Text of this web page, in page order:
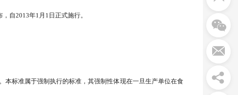
自2013年1月1日正式施行。
标准属于强制执行的标准，其强制性体现在一旦生产单位在食